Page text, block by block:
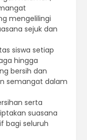
mengelilingi
sejuk dan
siswa setiap
hingga
bersih dan
semangat dalam
serta
suasana
bagi seluruh